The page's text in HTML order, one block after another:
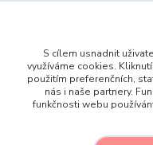
S cílem usnadnit
využíváme cookies.
použitím preferenčních,
nás i naše partnery.
funkčnosti webu